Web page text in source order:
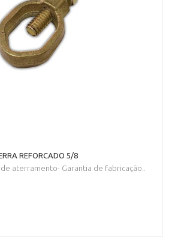
REFORCADO 5/8
aterramento- Garantia de fabricação..